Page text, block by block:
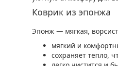
Коврик из эпонжа
Эпонж — мягкая,
мягкий и
сохраняет тепло,